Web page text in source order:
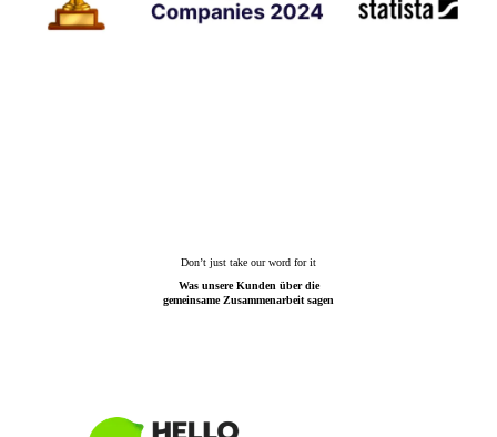
Don’t just take our word for it
Was unsere Kunden über die
gemeinsame Zusammenarbeit sagen